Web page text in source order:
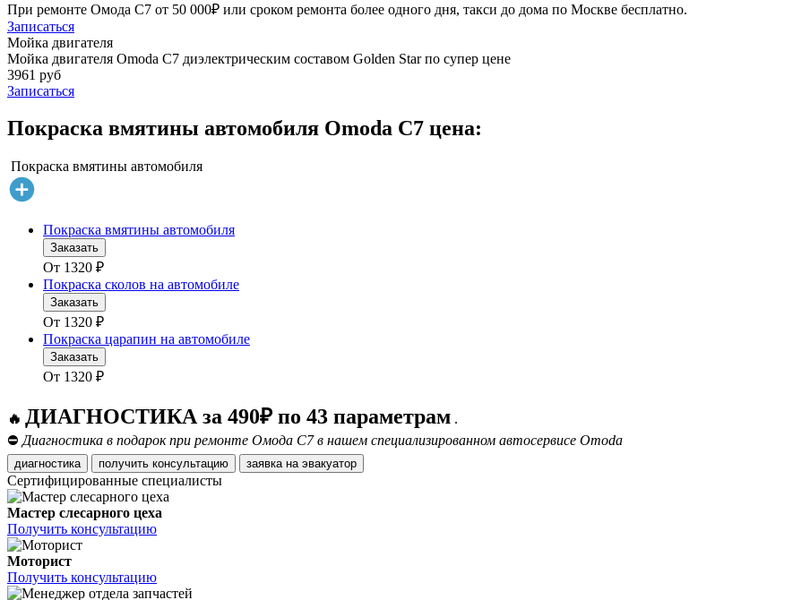
При ремонте Омода С7 от 50 000₽ или сроком ремонта более одного дня, такси до дома по Москве бесплатно.
Записаться
Мойка двигателя
Мойка двигателя Omoda C7 диэлектрическим составом Golden Star по супер цене
3961 руб
Записаться
Покраска вмятины автомобиля Omoda C7 цена:
Покраска вмятины автомобиля
Покраска вмятины автомобиля
Заказать
От 1320 ₽
Покраска сколов на автомобиле
Заказать
От 1320 ₽
Покраска царапин на автомобиле
Заказать
От 1320 ₽
🔥 ДИАГНОСТИКА за 490₽ по 43 параметрам .
⛔ Диагностика в подарок при ремонте Омода С7 в нашем специализированном автосервисе Omoda
диагностика получить консультацию заявка на эвакуатор
Сертифицированные специалисты
Мастер слесарного цеха
Получить консультацию
Моторист
Получить консультацию